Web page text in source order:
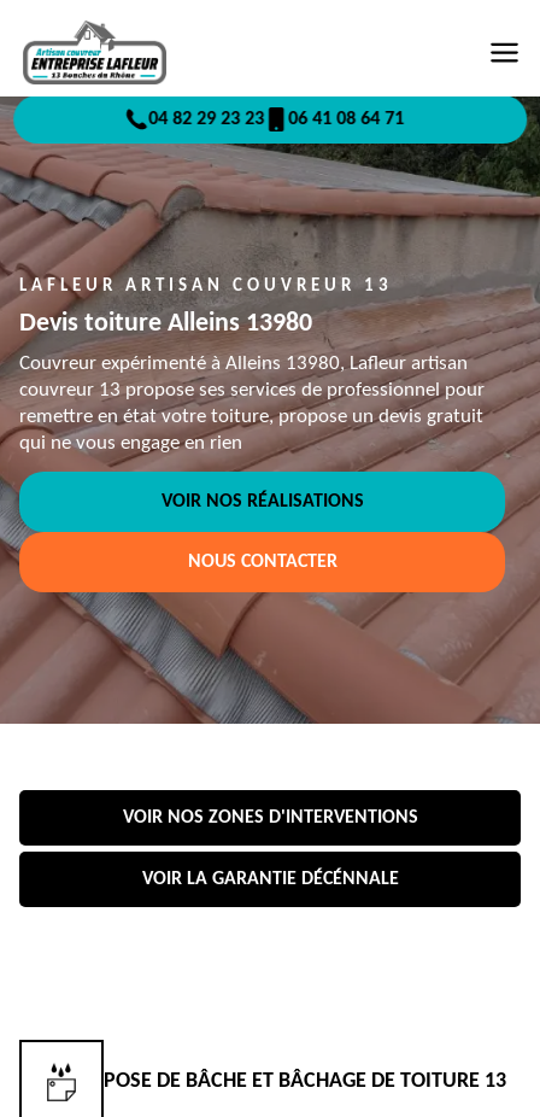
04 82 29 23 23 06 41 08 64 71
LAFLEUR ARTISAN COUVREUR 13
Devis toiture Alleins 13980
Couvreur expérimenté à Alleins 13980, Lafleur artisan
couvreur 13 propose ses services de professionnel pour
remettre en état votre toiture, propose un devis gratuit
qui ne vous engage en rien
VOIR NOS RÉALISATIONS
NOUS CONTACTER
VOIR NOS ZONES D'INTERVENTIONS
VOIR LA GARANTIE DÉCÉNNALE
POSE DE BÂCHE ET BÂCHAGE DE TOITURE 13